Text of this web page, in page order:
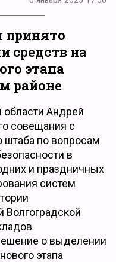
принято
средств на
этапа
районе
области Андрей
совещания с
штаба по вопросам
в
и праздничных
систем
Волгоградской
о выделении
этапа